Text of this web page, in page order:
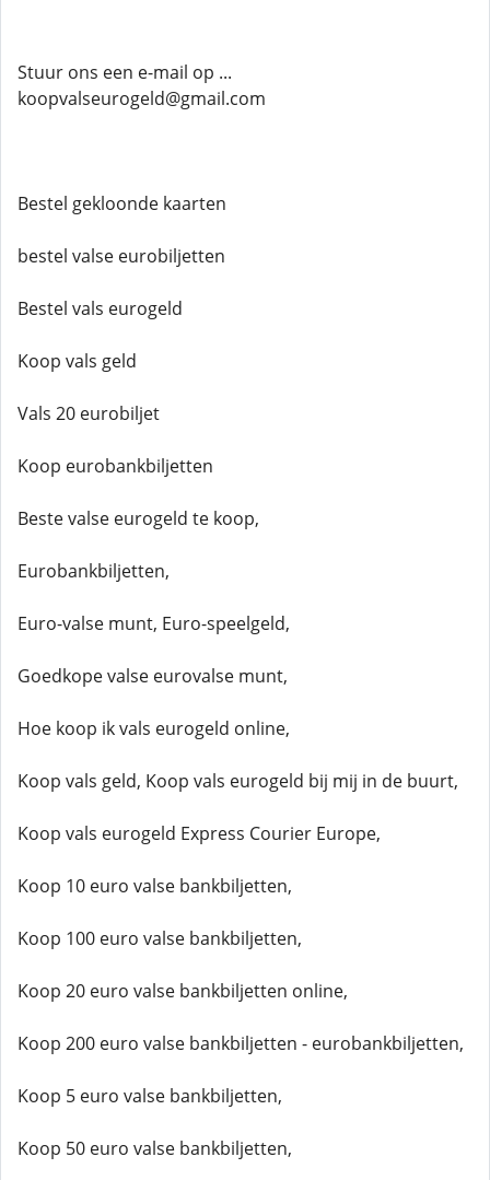
Stuur ons een e-mail op ...
koopvalseurogeld@gmail.com
Bestel gekloonde kaarten
bestel valse eurobiljetten
Bestel vals eurogeld
Koop vals geld
Vals 20 eurobiljet
Koop eurobankbiljetten
Beste valse eurogeld te koop,
Eurobankbiljetten,
Euro-valse munt, Euro-speelgeld,
Goedkope valse eurovalse munt,
Hoe koop ik vals eurogeld online,
Koop vals geld, Koop vals eurogeld bij mij in de buurt,
Koop vals eurogeld Express Courier Europe,
Koop 10 euro valse bankbiljetten,
Koop 100 euro valse bankbiljetten,
Koop 20 euro valse bankbiljetten online,
Koop 200 euro valse bankbiljetten - eurobankbiljetten,
Koop 5 euro valse bankbiljetten,
Koop 50 euro valse bankbiljetten,